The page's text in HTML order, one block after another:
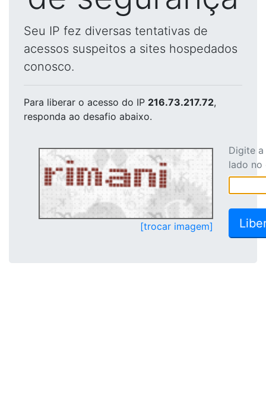
Seu IP fez diversas tentativas de
acessos suspeitos a sites hospedados
conosco.
Para liberar o acesso do IP 216.73.217.72,
responda ao desafio abaixo.
[trocar imagem]
Digite
lado no